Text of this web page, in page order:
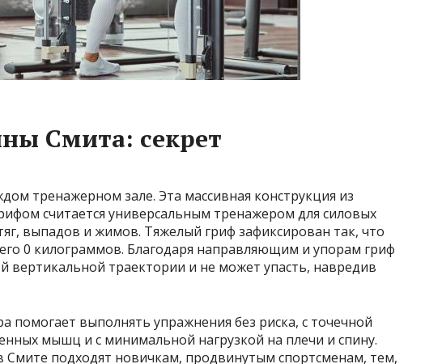
Смита: секрет
тренажерном зале. Эта массивная конструкция из
считается универсальным тренажером для силовых
выпадов и жимов. Тяжелый гриф зафиксирован так, что
0 килограммов. Благодаря направляющим и упорам гриф
вертикальной траектории и не может упасть, навредив
помогает выполнять упражнения без риска, с точечной
мышц и с минимальной нагрузкой на плечи и спину.
Смите подходят новичкам, продвинутым спортсменам, тем,